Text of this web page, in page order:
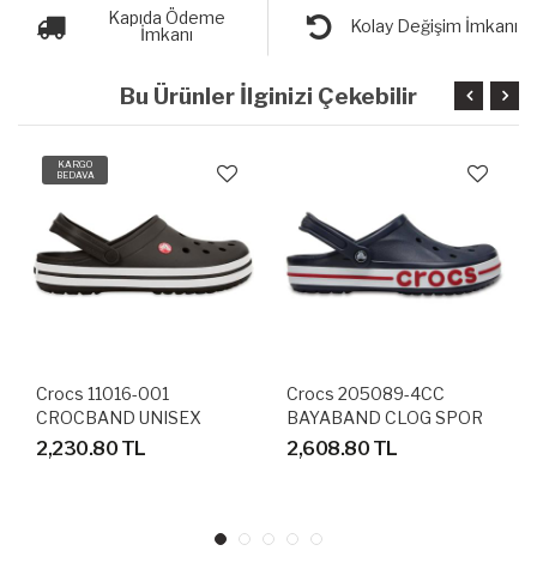
Kapıda Ödeme
İmkanı
Kolay Değişim İmkanı
Bu Ürünler İlginizi Çekebilir
KARGO
BEDAVA
Crocs 11016-001
CROCBAND UNISEX
SANDALET TERLİK
2,230.80 TL
Crocs 205089-4CC
BAYABAND CLOG SPOR
TERLİK SANDALET
2,608.80 TL